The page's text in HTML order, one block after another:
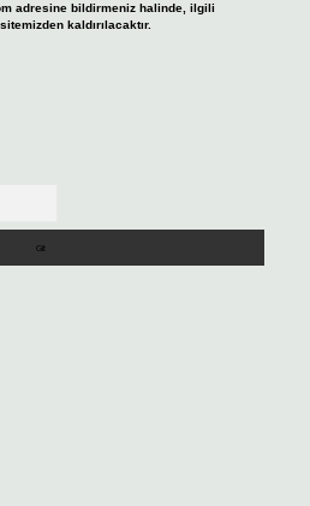
adresine bildirmeniz halinde, ilgili
kaldırılacaktır.